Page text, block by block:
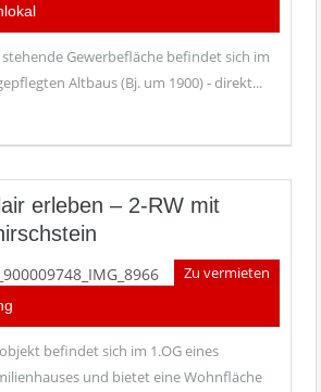
Gewerbefläche befindet sich im
Altbaus (Bj. um 1900) - direkt...
erleben – 2-RW mit
Zu vermieten
befindet sich im 1.OG eines
und bietet eine Wohnfläche